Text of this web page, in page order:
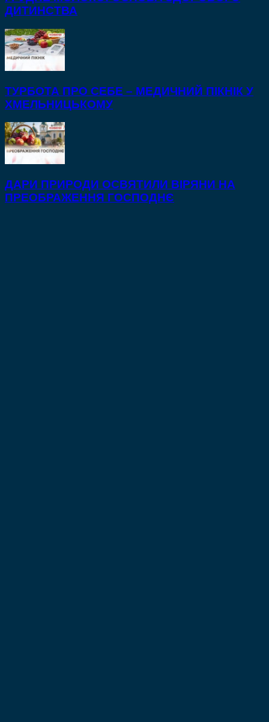
ДИТИНСТВА
ТУРБОТА ПРО СЕБЕ – МЕДИЧНИЙ ПІКНІК У
ХМЕЛЬНИЦЬКОМУ
ДАРИ ПРИРОДИ ОСВЯТИЛИ ВІРЯНИ НА
ПРЕОБРАЖЕННЯ ГОСПОДНЄ